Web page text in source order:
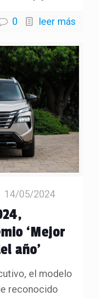
0 leer más
14/05/2024
‘Mejor
año’
el modelo
reconocido